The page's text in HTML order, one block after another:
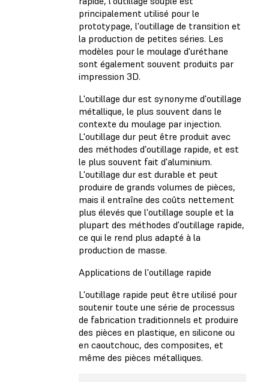
principalement utilisé pour le
prototypage, l'outillage de transition et
la production de petites séries. Les
modèles pour le moulage d'uréthane
sont également souvent produits par
impression 3D.
L'outillage dur est synonyme d'outillage
métallique, le plus souvent dans le
contexte du moulage par injection.
L'outillage dur peut être produit avec
des méthodes d'outillage rapide, et est
le plus souvent fait d'aluminium.
L'outillage dur est durable et peut
produire de grands volumes de pièces,
mais il entraîne des coûts nettement
plus élevés que l'outillage souple et la
plupart des méthodes d'outillage rapide,
ce qui le rend plus adapté à la
production de masse.
Applications de l'outillage rapide
L'outillage rapide peut être utilisé pour
soutenir toute une série de processus
de fabrication traditionnels et produire
des pièces en plastique, en silicone ou
en caoutchouc, des composites, et
même des pièces métalliques.